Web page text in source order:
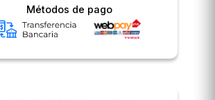
Métodos de pago